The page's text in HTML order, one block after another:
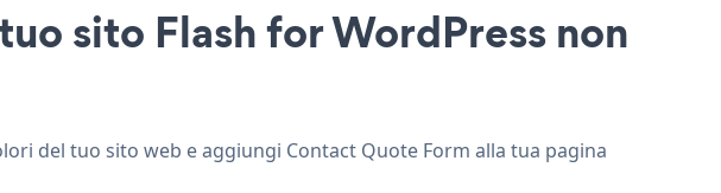
sito Flash for WordPress non
del tuo sito web e aggiungi Contact Quote Form alla tua pagina